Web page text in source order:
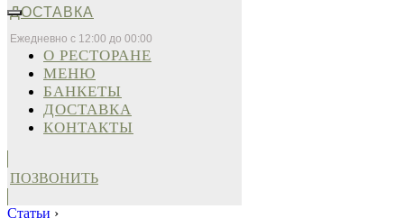
ДОСТАВКА
Ежедневно с 12:00 до 00:00
О РЕСТОРАНЕ
МЕНЮ
БАНКЕТЫ
ДОСТАВКА
КОНТАКТЫ
ПОЗВОНИТЬ
Статьи ›